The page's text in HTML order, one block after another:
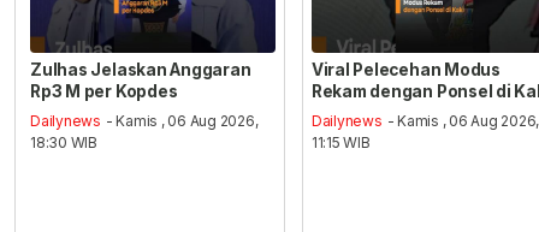
Zulhas Jelaskan Anggaran
Rp3 M per Kopdes
Dailynews - Kamis , 06 Aug 2026,
18:30 WIB
Viral Pelecehan Modus
Rekam dengan Ponsel di
Dailynews - Kamis , 06 Aug 2026,
11:15 WIB